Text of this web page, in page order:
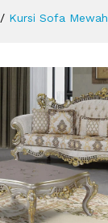
/ Kursi Sofa Mewah